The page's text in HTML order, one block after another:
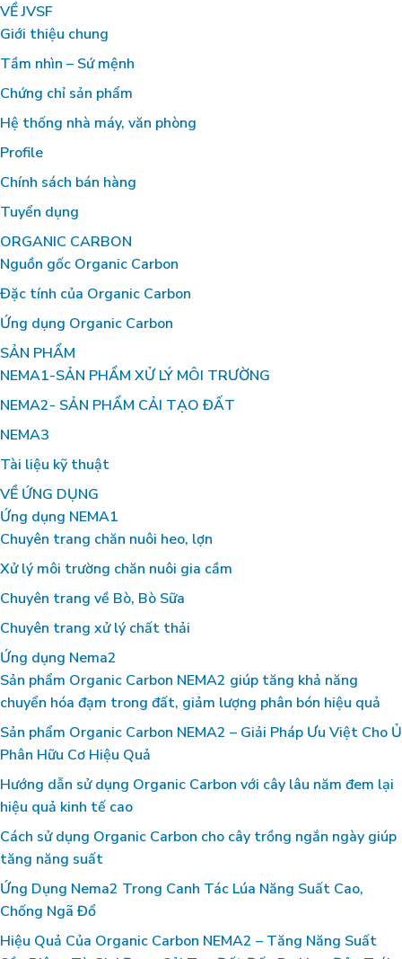
VỀ JVSF
Giới thiệu chung
Tầm nhìn – Sứ mệnh
Chứng chỉ sản phẩm
Hệ thống nhà máy, văn phòng
Profile
Chính sách bán hàng
Tuyển dụng
ORGANIC CARBON
Nguồn gốc Organic Carbon
Đặc tính của Organic Carbon
Ứng dụng Organic Carbon
SẢN PHẨM
NEMA1-SẢN PHẨM XỬ LÝ MÔI TRƯỜNG
NEMA2- SẢN PHẨM CẢI TẠO ĐẤT
NEMA3
Tài liệu kỹ thuật
VỀ ỨNG DỤNG
Ứng dụng NEMA1
Chuyên trang chăn nuôi heo, lợn
Xử lý môi trường chăn nuôi gia cầm
Chuyên trang về Bò, Bò Sữa
Chuyên trang xử lý chất thải
Ứng dụng Nema2
Sản phẩm Organic Carbon NEMA2 giúp tăng khả năng
chuyển hóa đạm trong đất, giảm lượng phân bón hiệu quả
Sản phẩm Organic Carbon NEMA2 – Giải Pháp Ưu Việt Cho Ủ
Phân Hữu Cơ Hiệu Quả
Hướng dẫn sử dụng Organic Carbon với cây lâu năm đem lại
hiệu quả kinh tế cao
Cách sử dụng Organic Carbon cho cây trồng ngắn ngày giúp
tăng năng suất
Ứng Dụng Nema2 Trong Canh Tác Lúa Năng Suất Cao,
Chống Ngã Đổ
Hiệu Quả Của Organic Carbon NEMA2 – Tăng Năng Suất